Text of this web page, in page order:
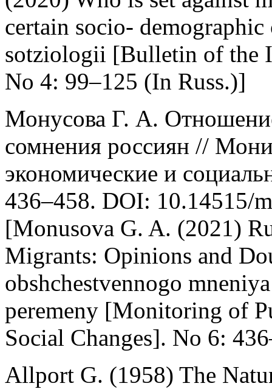
certain socio-
sotziologii [Bulletin of the
No 4: 99–125 (In Russ.)]
Монусова Г. А.
сомнения россиян //
экономические и
436–458. DOI: 10.14515/
[Monusova G. A. (2021)
Migrants: Opinions and
obshchestvennogo
peremeny [Monitoring of
Social Changes]. No 6:
Allport G. (1958) The